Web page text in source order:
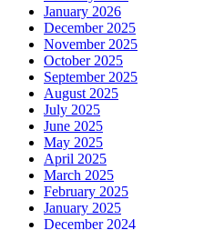
January 2026
December 2025
November 2025
October 2025
September 2025
August 2025
July 2025
June 2025
May 2025
April 2025
March 2025
February 2025
January 2025
December 2024